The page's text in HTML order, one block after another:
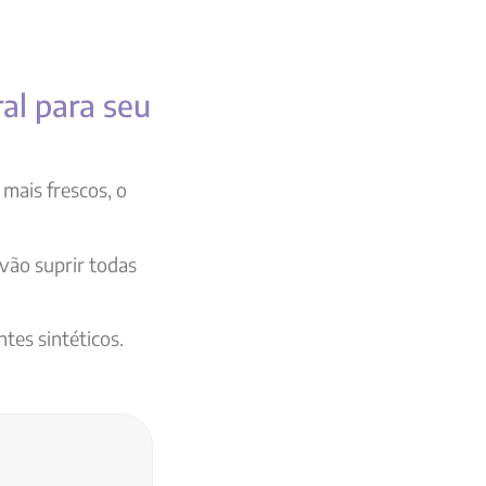
para seu
frescos, o
suprir todas
sintéticos.